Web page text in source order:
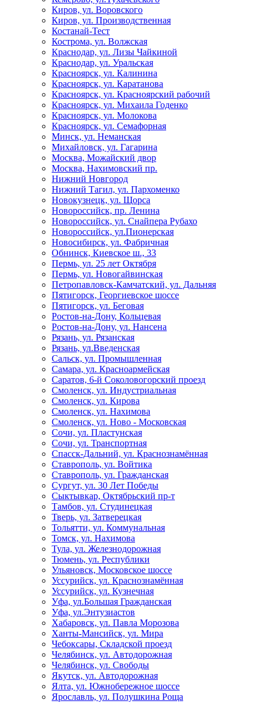
Киров, ул. Воровского
Киров, ул. Производственная
Костанай-Тест
Кострома, ул. Волжская
Краснодар, ул. Лизы Чайкиной
Краснодар, ул. Уральская
Красноярск, ул. Калинина
Красноярск, ул. Каратанова
Красноярск, ул. Красноярский рабочий
Красноярск, ул. Михаила Годенко
Красноярск, ул. Молокова
Красноярск, ул. Семафорная
Минск, ул. Неманская
Михайловск, ул. Гагарина
Москва, Можайский двор
Москва, Нахимовский пр.
Нижний Новгород
Нижний Тагил, ул. Пархоменко
Новокузнецк, ул. Щорса
Новороссийск, пр. Ленина
Новороссийск, ул. Снайпера Рубахо
Новороссийск, ул.Пионерская
Новосибирск, ул. Фабричная
Обнинск, Киевское ш., 33
Пермь, ул. 25 лет Октября
Пермь, ул. Новогайвинская
Петропавловск-Камчатский, ул. Дальняя
Пятигорск, Георгиевское шоссе
Пятигорск, ул. Беговая
Ростов-на-Дону, Кольцевая
Ростов-на-Дону, ул. Нансена
Рязань, ул. Рязанская
Рязань, ул.Введенская
Сальск, ул. Промышленная
Самара, ул. Красноармейская
Саратов, 6-й Соколовогорский проезд
Смоленск, ул. Индустриальная
Смоленск, ул. Кирова
Смоленск, ул. Нахимова
Смоленск, ул. Ново - Московская
Сочи, ул. Пластунская
Сочи, ул. Транспортная
Спасск-Дальний, ул. Краснознамённая
Ставрополь, ул. Войтика
Ставрополь, ул. Гражданская
Сургут, ул. 30 Лет Победы
Сыктывкар, Октябрьский пр-т
Тамбов, ул. Студинецкая
Тверь, ул. Затверецкая
Тольятти, ул. Коммунальная
Томск, ул. Нахимова
Тула, ул. Железнодорожная
Тюмень, ул. Республики
Ульяновск, Московское шоссе
Уссурийск, ул. Краснознамённая
Уссурийск, ул. Кузнечная
Уфа, ул.Большая Гражданская
Уфа, ул.Энтузиастов
Хабаровск, ул. Павла Морозова
Ханты-Мансийск, ул. Мира
Чебоксары, Складской проезд
Челябинск, ул. Автодорожная
Челябинск, ул. Свободы
Якутск, ул. Автодорожная
Ялта, ул. Южнобережное шоссе
Ярославль, ул. Полушкина Роща